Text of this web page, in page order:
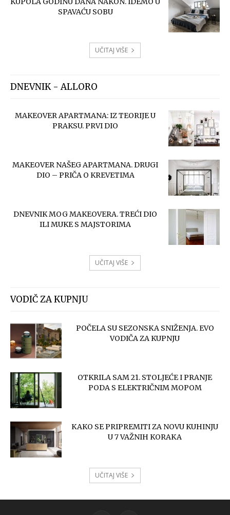
SPAVAĆU SOBU
UČITAJ VIŠE
DNEVNIK - ALLORO
MAKEOVER APARTMANA: IZ TEORIJE U
PRAKSU. PRVI DIO
MAKEOVER NAŠEG APARTMANA. DRUGI
DIO – PRIČA O KREVETIMA
DNEVNIK MOG MAKEOVERA. TREĆI DIO
ILI MUKE S MAJSTORIMA
UČITAJ VIŠE
VODIČ ZA KUPNJU
POČELA SU SEZONSKA SNIŽENJA. EVO
VODIČA ZA KUPNJU
OTKRILA SAM 21. STOLJEĆE I PRANJE
PODA S ELEKTRIČNIM MOPOM
KAKO SE PRIPREMITI ZA NOVU KUHINJU
U 7 VAŽNIH KORAKA
UČITAJ VIŠE